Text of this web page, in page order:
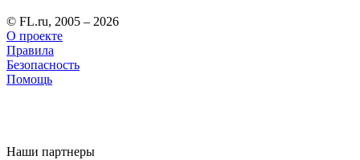
© FL.ru, 2005 – 2026
О проекте
Правила
Безопасность
Помощь
Наши партнеры